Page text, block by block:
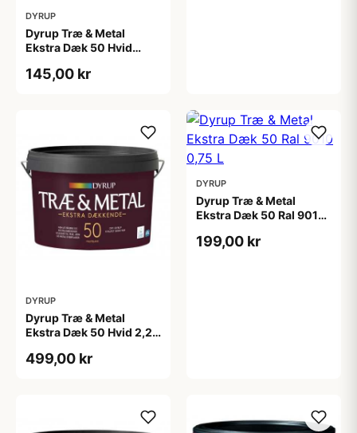
DYRUP
Dyrup Træ & Metal
Ekstra Dæk 50 Hvid
145,00 kr
DYRUP
Dyrup Træ & Metal
Ekstra Dæk 50 Hvid 2,25
499,00 kr
DYRUP
Dyrup Træ & Metal
Ekstra Dæk 50 Ral 9010
199,00 kr